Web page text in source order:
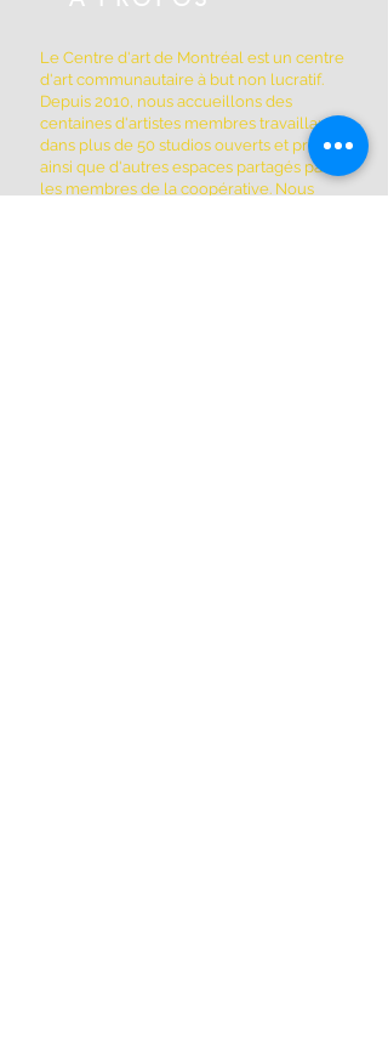
Le Centre d'art de Montréal est un centre
d'art communautaire à but non lucratif.
Depuis 2010, nous accueillons des
centaines d'artistes membres travaillant
dans plus de 50 studios ouverts et privés,
ainsi que d'autres espaces partagés par
les membres de la coopérative. Nous